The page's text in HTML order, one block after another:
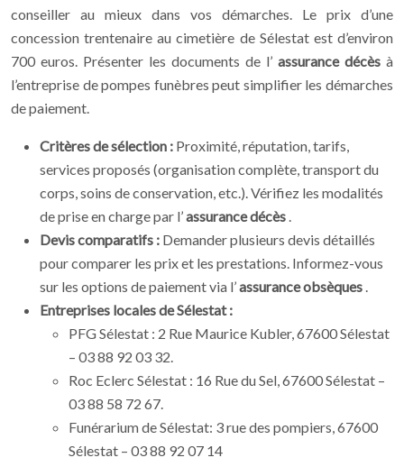
conseiller au mieux dans vos démarches. Le prix d’une
concession trentenaire au cimetière de Sélestat est d’environ
700 euros. Présenter les documents de l’ assurance décès à
l’entreprise de pompes funèbres peut simplifier les démarches
de paiement.
Critères de sélection : Proximité, réputation, tarifs,
services proposés (organisation complète, transport du
corps, soins de conservation, etc.). Vérifiez les modalités
de prise en charge par l’assurance décès .
Devis comparatifs : Demander plusieurs devis détaillés
pour comparer les prix et les prestations. Informez-vous
sur les options de paiement via l’assurance obsèques .
Entreprises locales de Sélestat :
PFG Sélestat : 2 Rue Maurice Kubler, 67600 Sélestat
– 03 88 92 03 32.
Roc Eclerc Sélestat : 16 Rue du Sel, 67600 Sélestat –
03 88 58 72 67.
Funérarium de Sélestat: 3 rue des pompiers, 67600
Sélestat – 03 88 92 07 14